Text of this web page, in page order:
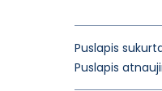
Puslapis
Puslapis